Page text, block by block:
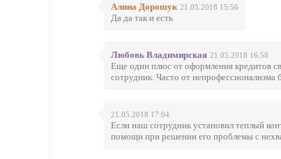
Алина Дорошук 21.05.2018 15:56
Да да так и есть
Любовь Владимирская 21.05.2018 16:58
Еще один плюс от оформления кредитов
сотрудник. Часто от непрофессионализма
21.05.2018 17:04
Если наш сотрудник установил теплый
помощи при решении его проблемы с